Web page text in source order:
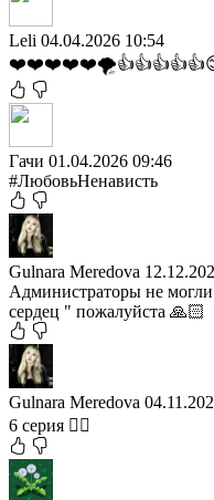
Leli 04.04.2026 10:54
Гачи 01.04.2026 09:46
#ЛюбовьНенависть
Gulnara Meredova
Администраторы не
сердец " пожалуйста 🙏🏻
Gulnara Meredova
6 серия ❤️‍🔥